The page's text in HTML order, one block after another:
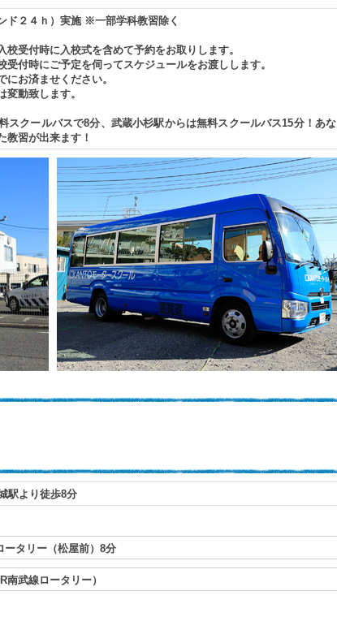
ド２４ｈ）実施 ※一部学科教習除く
校受付時に入校式を含めて予約をお取りします。
受付時にご予定を伺ってスケジュールをお渡しします。
お済ませください。
動致します。
スクールバスで8分、武蔵小杉駅からは無料スクールバス15分！あな
教習が出来ます！
駅より徒歩8分
ータリー（松屋前）8分
南武線ロータリー）